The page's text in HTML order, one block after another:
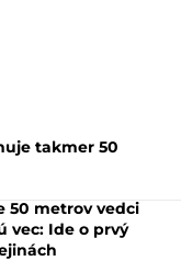
takmer 50
50 metrov vedci
vec: Ide o prvý